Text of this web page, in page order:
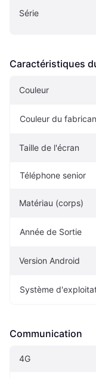
Série
Caractéristiques
Couleur
Couleur du
Taille de l'écran
Téléphone senior
Matériau (corps)
Année de Sortie
Version Android
Système
Communication
4G